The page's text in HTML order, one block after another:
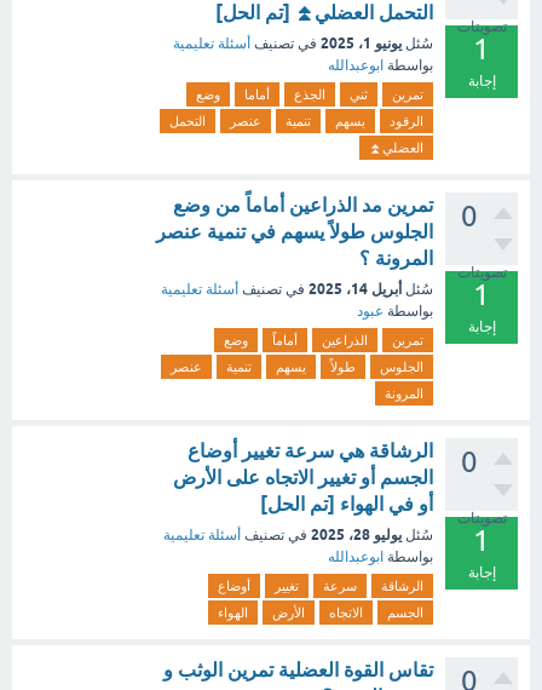
تصويتات
1
إجابة
التحمل العضلي⏫ [تم الحل]
سُئل يونيو 1، 2025 في تصنيف أسئلة تعليمية
بواسطة ابوعبدالله
تمرين ثني الجذع أماما
وضع
الرقود
يسهم تنمية عنصر
التحمل
العضلي⏫
0
تصويتات
1
إجابة
تمرين مد الذراعين أماماً من وضع
الجلوس طولاً يسهم في تنمية عنصر
المرونة ؟
سُئل أبريل 14، 2025 في تصنيف أسئلة تعليمية
بواسطة عبود
تمرين الذراعين أماماً
وضع
الجلوس
طولاً يسهم تنمية
عنصر
المرونة
0
تصويتات
1
إجابة
الرشاقة هي سرعة تغيير أوضاع
الجسم أو تغيير الاتجاه على الأرض
أو في الهواء [تم الحل]
سُئل يوليو 28، 2025 في تصنيف أسئلة تعليمية
بواسطة ابوعبدالله
الرشاقة سرعة تغيير
أوضاع
الجسم
الاتجاه الأرض الهواء
0
تقاس القوة العضلية تمرين الوثب و